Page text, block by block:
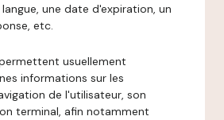
une date d'expiration, un
etc.
usuellement
informations sur les
de l'utilisateur, son
terminal, afin notamment